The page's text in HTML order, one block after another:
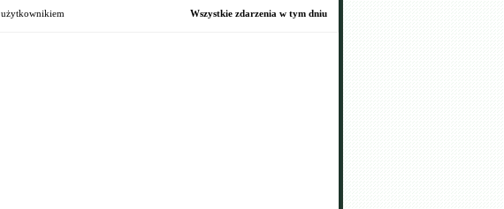
użytkownikiem
Wszystkie zdarzenia w tym dniu